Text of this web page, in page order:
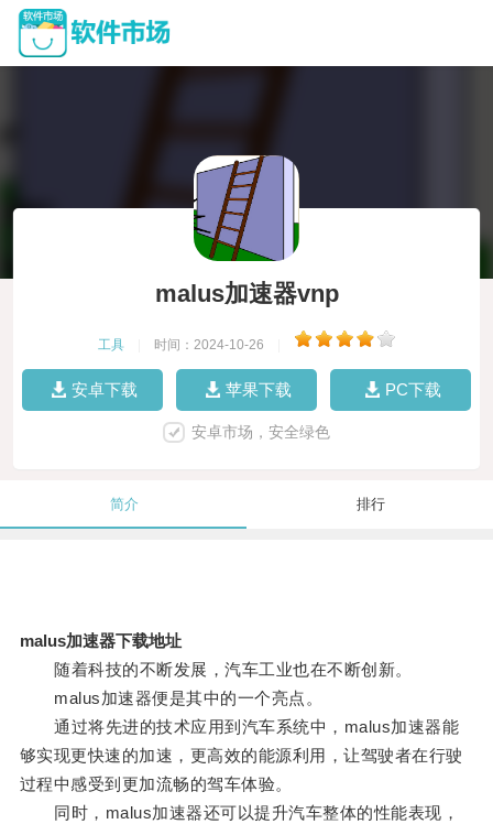
malus加速器vnp
工具 时间：2024-10-26
安卓下载 苹果下载 PC下载
安卓市场，安全绿色
简介 排行
malus加速器下载地址
随着科技的不断发展，汽车工业也在不断创新。
malus加速器便是其中的一个亮点。
通过将先进的技术应用到汽车系统中，malus加速器能
够实现更快速的加速，更高效的能源利用，让驾驶者在行驶
过程中感受到更加流畅的驾车体验。
同时，malus加速器还可以提升汽车整体的性能表现，